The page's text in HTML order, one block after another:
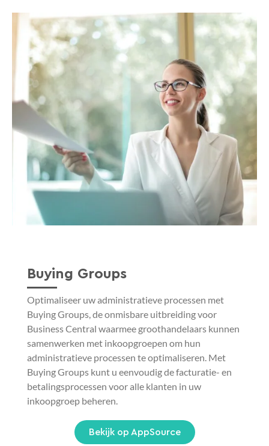
Buying Groups
Optimaliseer uw administratieve processen met
Buying Groups, de onmisbare uitbreiding voor
Business Central waarmee groothandelaars kunnen
samenwerken met inkoopgroepen om hun
administratieve processen te optimaliseren. Met
Buying Groups kunt u eenvoudig de facturatie- en
betalingsprocessen voor alle klanten in uw
inkoopgroep beheren.
Bekijk op AppSource